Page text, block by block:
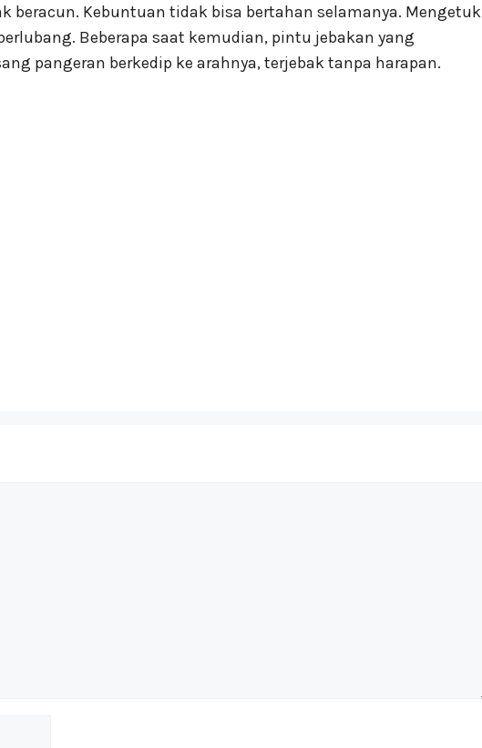
beracun. Kebuntuan tidak bisa bertahan selamanya. Mengetuk
Beberapa saat kemudian, pintu jebakan yang
pangeran berkedip ke arahnya, terjebak tanpa harapan.